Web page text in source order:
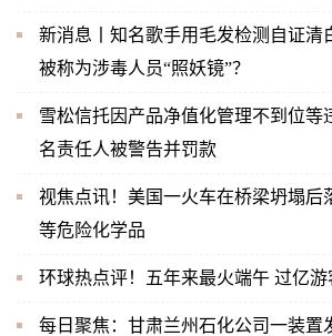
新消息丨知名歌手用毛发检测自证清
被称为涉毒人员“照妖镜”？
雪松信托因产品净值化管理不到位等
名责任人被警告并罚款
视焦点讯！美国一火车在桥梁坍塌后
等危险化学品
环球热点评！五年来最火端午 过亿
每日聚焦：甘肃兰州石化公司一装置